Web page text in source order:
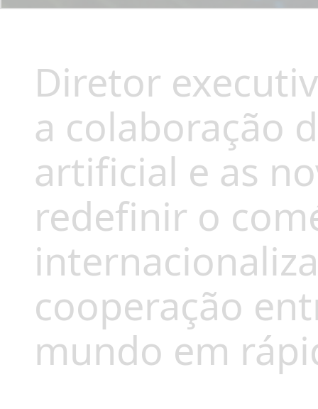
Diretor
a colaboração
artificial e as
redefinir o
cooperação
mundo em